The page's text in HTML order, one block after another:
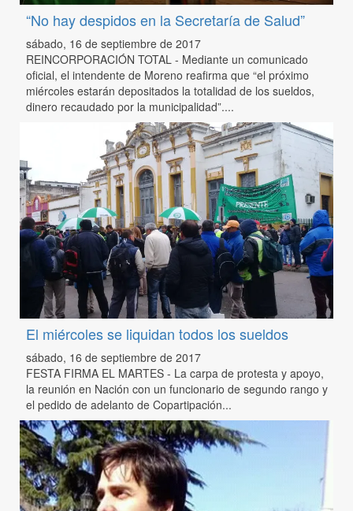
“No hay despidos en la Secretaría de Salud”
sábado, 16 de septiembre de 2017
REINCORPORACIÓN TOTAL - Mediante un comunicado
oficial, el intendente de Moreno reafirma que “el próximo
miércoles estarán depositados la totalidad de los sueldos,
dinero recaudado por la municipalidad”....
El miércoles se liquidan todos los sueldos
sábado, 16 de septiembre de 2017
FESTA FIRMA EL MARTES - La carpa de protesta y apoyo,
la reunión en Nación con un funcionario de segundo rango y
el pedido de adelanto de Copartipación...